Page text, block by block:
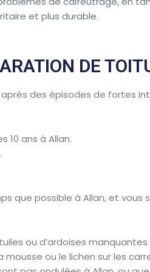
et plus durable.
DE
des épisodes de fortes
10 ans à Allan.
possible à Allan, et vous
ou d’ardoises
ou le lichen sur les